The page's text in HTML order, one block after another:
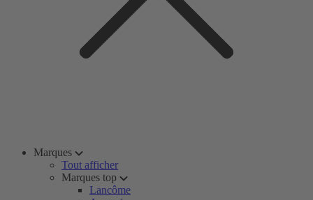
Marques
Tout afficher
Marques top
Lancôme